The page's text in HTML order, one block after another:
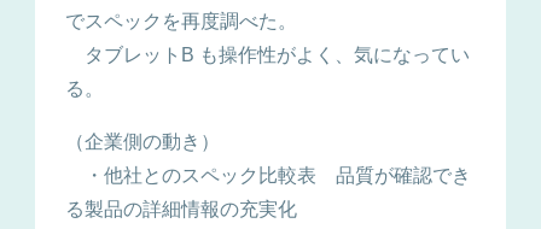
でスペックを再度調べた。
タブレットB も操作性がよく、気になってい
る。
（企業側の動き）
・他社とのスペック比較表 品質が確認でき
る製品の詳細情報の充実化